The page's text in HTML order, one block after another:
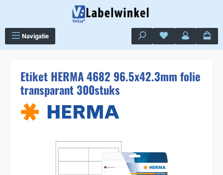
Navigatie Je hebt 0 items op
Etiket HERMA 4682 96.5x42.3mm folie
transparant 300stuks